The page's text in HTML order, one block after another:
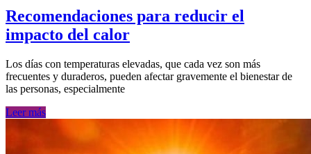
Recomendaciones para reducir el
impacto del calor
Los días con temperaturas elevadas, que cada vez son más
frecuentes y duraderos, pueden afectar gravemente el bienestar de
las personas, especialmente
Leer más